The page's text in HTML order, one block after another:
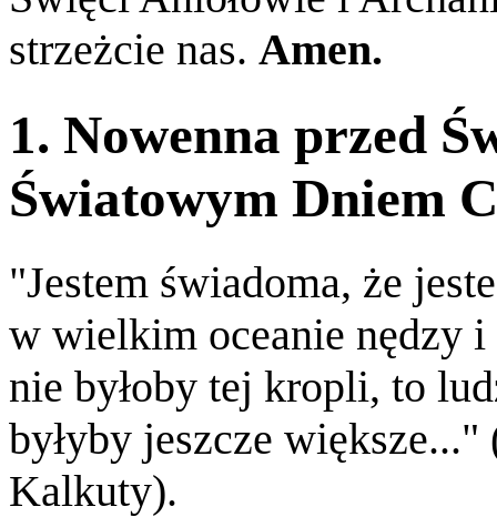
strzeżcie nas. Amen.
1. Nowenna przed
Światowym Dniem
"Jestem świadoma, że
w wielkim oceanie nędzy
nie byłoby tej kropli, to
byłyby jeszcze większe..."
Kalkuty).